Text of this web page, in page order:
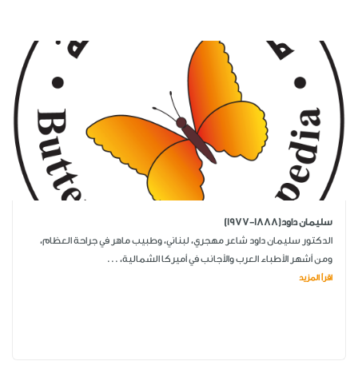
سليمان داود(1888-1977)
الدكتور سليمان داود شاعر مهجري، لبناني، وطبيب ماهر في جراحة العظام،
ومن أشهر الأطباء العرب والأجانب في أميركا الشمالية، ...
اقرأ المزيد